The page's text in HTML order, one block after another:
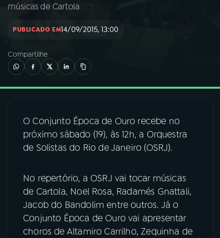
INÍCIO
02A RÁDIO
03PROGRAMAÇÃO
04PROGRAMAS
06VIDEOCASTS
07 ÚLTIMAS
músicas de Cartola
PUBLICADO EM14/09/2015, 13:00
Compartilhe
O Conjunto Época de Ouro recebe no
próximo sábado (19), às 12h, a Orquestra
de Solistas do Rio de Janeiro (OSRJ).
No repertório, a OSRJ vai tocar músicas
de Cartola, Noel Rosa, Radamés Gnattali,
Jacob do Bandolim entre outros. Já o
Conjunto Época de Ouro vai apresentar
choros de Altamiro Carrilho, Zequinha de